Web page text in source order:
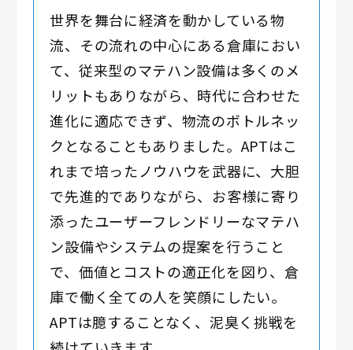
世界を舞台に経済を動かしている物
流、その流れの中心にある倉庫におい
て、従来型のマテハン設備は多くのメ
リットもありながら、時代に合わせた
進化に適応できず、物流のボトルネッ
クとなることもありました。APTはこ
れまで培ったノウハウを武器に、大胆
で先進的でありながら、お客様に寄り
添ったユーザーフレンドリーなマテハ
ン設備やシステムの提案を行うこと
で、価値とコストの適正化を図り、倉
庫で働く全ての人を笑顔にしたい。
APTは臆することなく、泥臭く挑戦を